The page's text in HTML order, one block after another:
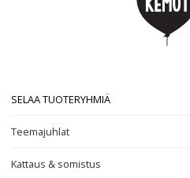
SELAA TUOTERYHMIÄ
Teemajuhlat
Kattaus & somistus